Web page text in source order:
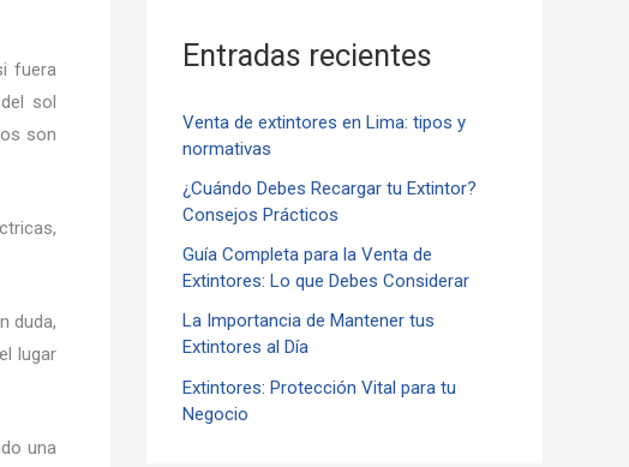
fuera
sol
son
duda,
lugar
una
a
p
o
r
Entradas recientes
Venta de extintores en Lima: tipos y
normativas
¿Cuándo Debes Recargar tu Extintor?
Consejos Prácticos
Guía Completa para la Venta de
Extintores: Lo que Debes Considerar
La Importancia de Mantener tus
Extintores al Día
Extintores: Protección Vital para tu
Negocio